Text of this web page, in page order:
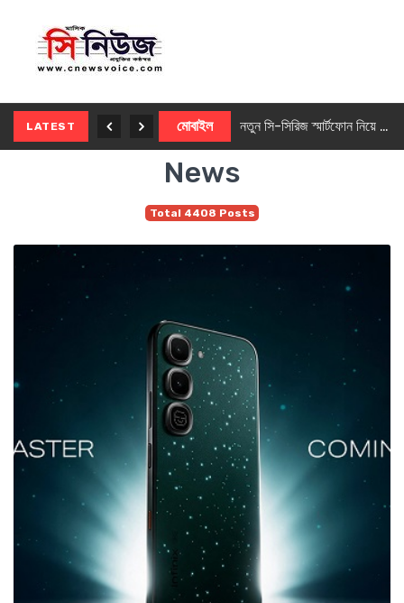
LATEST মোবাইল নতুন সি-সিরিজ স্মার্টফোন নিয়ে আসছে রিয়েলমি
News
Total 4408 Posts